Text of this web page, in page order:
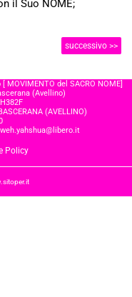
il Suo NOME;
successivo >>
MOVIMENTO del SACRO NOME]
(Avellino)
(AVELLINO)
Policy